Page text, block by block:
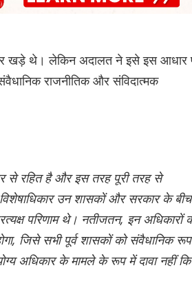
पर खड़े थे। लेकिन अदालत ने इसे इस आधार
राजनीतिक और संविदात्मक
से रहित है और इस तरह पूरी तरह से
विशेषाधिकार उन शासकों और सरकार के बीच
परिणाम थे। नतीजतन, इन अधिकारों
जिसे सभी पूर्व शासकों को संवैधानिक रूप
अधिकार के मामले के रूप में दावा नहीं